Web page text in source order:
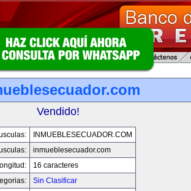
Vendido!
INMUEBLESECUADOR.COM
inmueblesecuador.com
16 caracteres
Sin Clasificar